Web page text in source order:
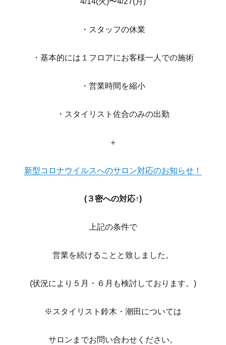
・スタッフの休業
・基本的には１フロアにお客様一人での施術
・営業時間を縮小
・スタイリスト佐合のみの出勤
＋
新型コロナウイルスへのサロン対応のお知らせ！
(３密への対応↑)
上記の条件で
営業を続けることと致しました。
(状況により５月・６月も検討しております。)
※スタイリスト鈴木・潮田については
サロンまでお問い合わせください。